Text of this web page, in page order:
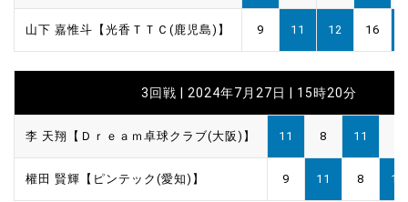
山下 嘉惟斗【光香ＴＴＣ(鹿児島)】 9 11 12 16
3回戦 | 2024年7月27日 | 15時20分
李 天翔【Ｄｒｅａｍ卓球クラブ(大阪)】 11 8 11
權田 賢輝【ピンテック(愛知)】 9 11 8 11